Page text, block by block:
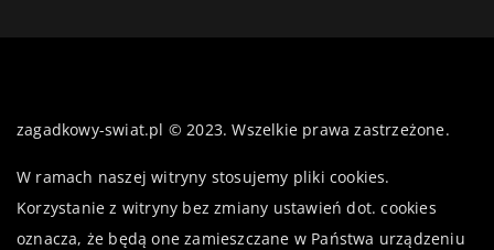
zagadkowy-swiat.pl © 2023. Wszelkie prawa zastrzeżone.
W ramach naszej witryny stosujemy pliki cookies.
Korzystanie z witryny bez zmiany ustawień dot. cookies
oznacza, że będą one zamieszczane w Państwa urządzeniu